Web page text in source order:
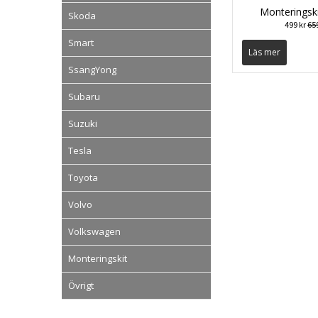
Skoda
Smart
SsangYong
Subaru
Suzuki
Tesla
Toyota
Volvo
Volkswagen
Monteringskit
Övrigt
499 kr
Läs mer